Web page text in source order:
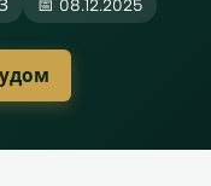
📅 08.12.2025